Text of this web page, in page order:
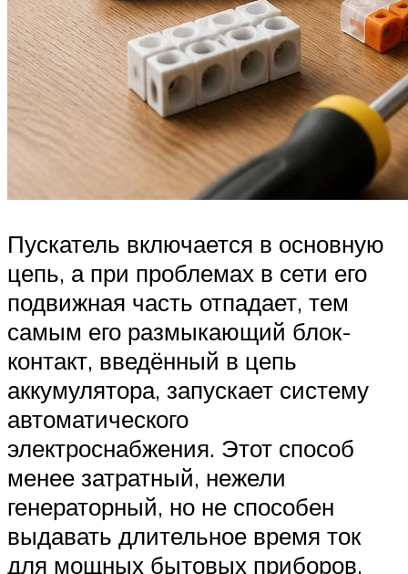
Пускатель включается в основную
цепь, а при проблемах в сети его
подвижная часть отпадает, тем
самым его размыкающий блок-
контакт, введённый в цепь
аккумулятора, запускает систему
автоматического
электроснабжения. Этот способ
менее затратный, нежели
генераторный, но не способен
выдавать длительное время ток
для мощных бытовых приборов.